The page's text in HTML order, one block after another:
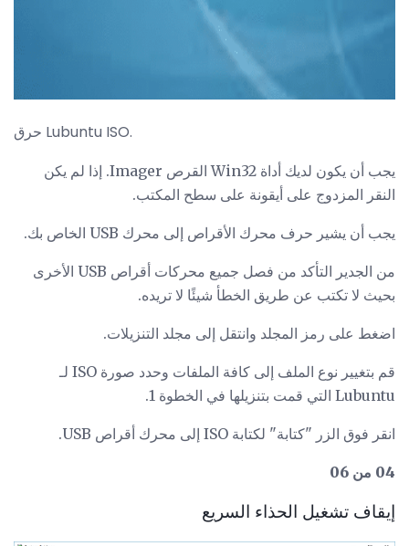
حرق Lubuntu ISO.
يجب أن يكون لديك أداة Win32 القرص Imager. إذا لم يكن
النقر المزدوج على أيقونة على سطح المكتب.
يجب أن يشير حرف محرك الأقراص إلى محرك USB الخاص بك.
من الجدير التأكد من فصل جميع محركات أقراص USB الأخرى
بحيث لا تكتب عن طريق الخطأ شيئًا لا تريده.
اضغط على رمز المجلد وانتقل إلى مجلد التنزيلات.
قم بتغيير نوع الملف إلى كافة الملفات وحدد صورة ISO لـ
Lubuntu التي قمت بتنزيلها في الخطوة 1.
انقر فوق الزر "كتابة" لكتابة ISO إلى محرك أقراص USB.
04 من 06
إيقاف تشغيل الحذاء السريع